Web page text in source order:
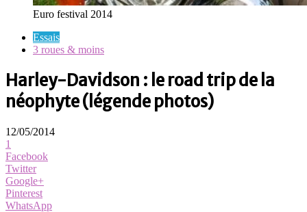
Euro festival 2014
Essais
3 roues & moins
Harley-Davidson : le road trip de la
néophyte (légende photos)
12/05/2014
1
Facebook
Twitter
Google+
Pinterest
WhatsApp